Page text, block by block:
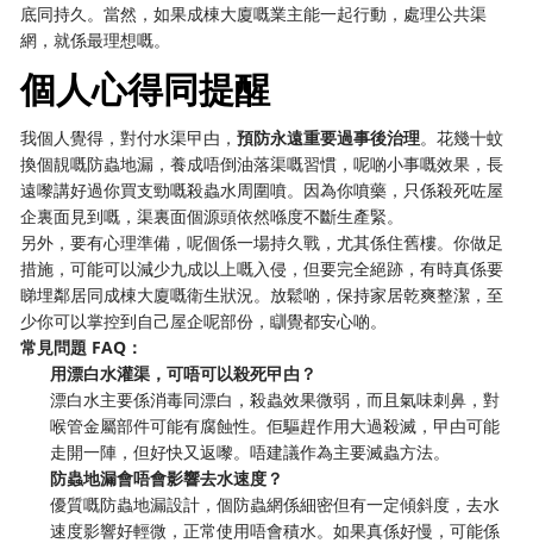
底同持久。當然，如果成棟大廈嘅業主能一起行動，處理公共渠
網，就係最理想嘅。
個人心得同提醒
我個人覺得，對付水渠曱甴，預防永遠重要過事後治理。花幾十蚊
換個靚嘅防蟲地漏，養成唔倒油落渠嘅習慣，呢啲小事嘅效果，長
遠嚟講好過你買支勁嘅殺蟲水周圍噴。因為你噴藥，只係殺死咗屋
企裏面見到嘅，渠裏面個源頭依然喺度不斷生產緊。
另外，要有心理準備，呢個係一場持久戰，尤其係住舊樓。你做足
措施，可能可以減少九成以上嘅入侵，但要完全絕跡，有時真係要
睇埋鄰居同成棟大廈嘅衛生狀況。放鬆啲，保持家居乾爽整潔，至
少你可以掌控到自己屋企呢部份，瞓覺都安心啲。
常見問題 FAQ：
用漂白水灌渠，可唔可以殺死曱甴？
漂白水主要係消毒同漂白，殺蟲效果微弱，而且氣味刺鼻，對
喉管金屬部件可能有腐蝕性。佢驅趕作用大過殺滅，曱甴可能
走開一陣，但好快又返嚟。唔建議作為主要滅蟲方法。
防蟲地漏會唔會影響去水速度？
優質嘅防蟲地漏設計，個防蟲網係細密但有一定傾斜度，去水
速度影響好輕微，正常使用唔會積水。如果真係好慢，可能係